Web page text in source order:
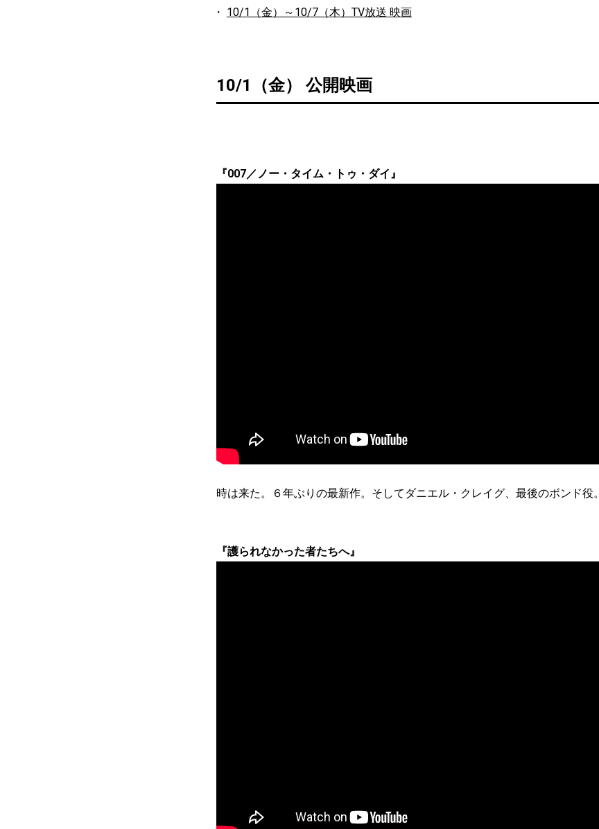
10/1（金）～10/7（木）TV放送 映画
10/1（金） 公開映画
『007／ノー・タイム・トゥ・ダイ』
時は来た。６年ぶりの最新作。そしてダニエル・クレイグ、最後のボンド役。
『護られなかった者たちへ』